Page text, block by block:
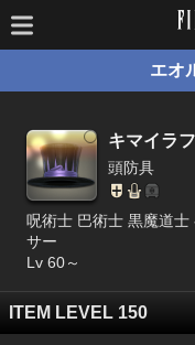
エオ
キマイラ
頭防具
呪術士 巴術士 黒魔道
サー
Lv 60～
ITEM LEVEL 150